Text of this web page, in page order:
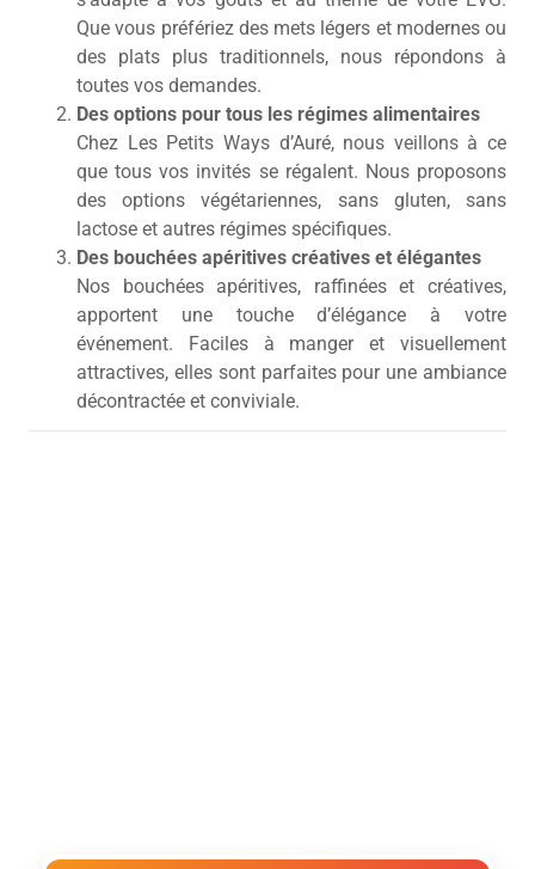
Que vous préfériez des mets légers et modernes ou
des plats plus traditionnels, nous répondons à
toutes vos demandes.
Des options pour tous les régimes alimentaires
Chez Les Petits Ways d’Auré, nous veillons à ce
que tous vos invités se régalent. Nous proposons
des options végétariennes, sans gluten, sans
lactose et autres régimes spécifiques.
Des bouchées apéritives créatives et élégantes
Nos bouchées apéritives, raffinées et créatives,
apportent une touche d’élégance à votre
événement. Faciles à manger et visuellement
attractives, elles sont parfaites pour une ambiance
décontractée et conviviale.